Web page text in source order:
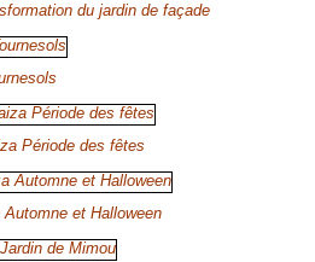
du jardin de façade
Période des fêtes
et Halloween